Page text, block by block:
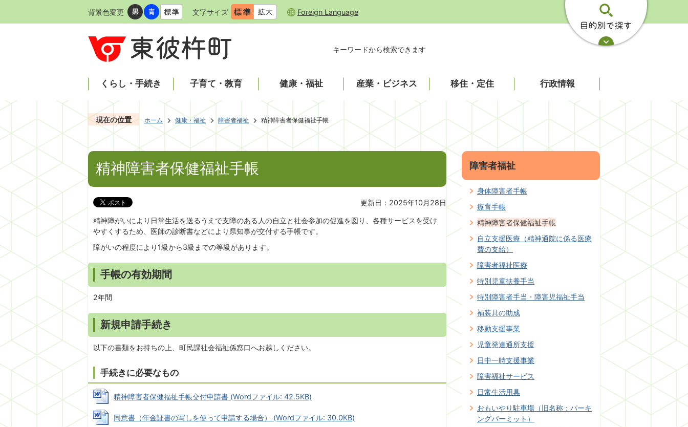
背景色変更 文字サイズ Foreign Language
キーワードから検索できます
くらし・手続き 子育て・教育 健康・福祉 産業・ビジネス 移住・定住 行政情報
現在の位置 ホーム 健康・福祉 障害者福祉 精神障害者保健福祉手帳
精神障害者保健福祉手帳
更新日：2025年10月28日
精神障がいにより日常生活を送るうえで支障のある人の自立と社会参加の促進を図り、各種サービスを受け
やすくするため、医師の診断書などにより県知事が交付する手帳です。
障がいの程度により1級から3級までの等級があります。
手帳の有効期間
2年間
新規申請手続き
以下の書類をお持ちの上、町民課社会福祉係窓口へお越しください。
手続きに必要なもの
精神障害者保健福祉手帳交付申請書 (Wordファイル: 42.5KB)
同意書（年金証書の写しを使って申請する場合） (Wordファイル: 30.0KB)
障害者福祉
身体障害者手帳
療育手帳
精神障害者保健福祉手帳
自立支援医療（精神通院に係る医療
費の支給）
障害者福祉医療
特別児童扶養手当
特別障害者手当・障害児福祉手当
補装具の助成
移動支援事業
児童発達通所支援
日中一時支援事業
障害福祉サービス
日常生活用具
おもいやり駐車場（旧名称：パーキ
ングパーミット）